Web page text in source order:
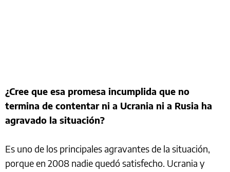
¿Cree que esa promesa incumplida que no
termina de contentar ni a Ucrania ni a Rusia ha
agravado la situación?
Es uno de los principales agravantes de la situación,
porque en 2008 nadie quedó satisfecho. Ucrania y